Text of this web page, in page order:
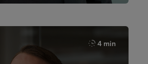
4 min